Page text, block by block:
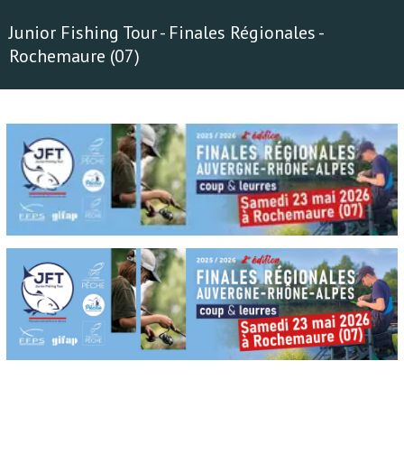
Junior Fishing Tour - Finales Régionales -
Rochemaure (07)